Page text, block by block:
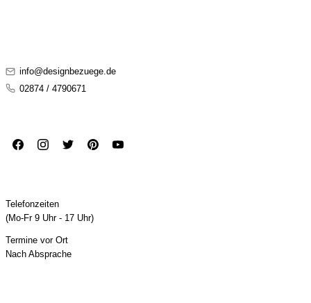
info@designbezuege.de
02874 / 4790671
FacebookInstagramTwitterPinterestYoutube
Telefonzeiten
(Mo-Fr 9 Uhr - 17 Uhr)
Termine vor Ort
Nach Absprache